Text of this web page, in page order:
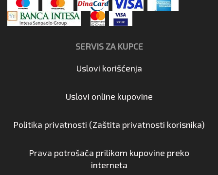
SERVIS ZA KUPCE
Uslovi korišćenja
Uslovi online kupovine
Politika privatnosti (Zaštita privatnosti korisnika)
Prava potrošača prilikom kupovine preko
interneta